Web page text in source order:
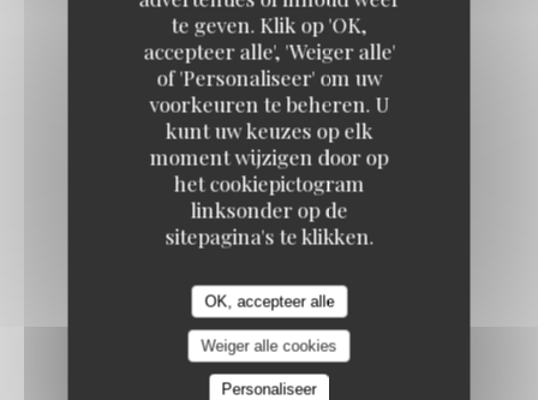
te geven. Klik op 'OK,
accepteer alle', 'Weiger alle'
of 'Personaliseer' om uw
voorkeuren te beheren. U
kunt uw keuzes op elk
moment wijzigen door op
het cookiepictogram
linksonder op de
sitepagina's te klikken.
OK, accepteer alle
Weiger alle cookies
Personaliseer
ALGUES - 김
Algues séchés grillés et salés
4,00 EUR
BATAVIA - 쌈
4,00 EUR